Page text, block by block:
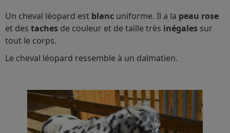
Un cheval léopard est blanc uniforme. Il a la peau rose
et des taches de couleur et de taille très inégales sur
tout le corps.
Le cheval léopard ressemble à un dalmatien.